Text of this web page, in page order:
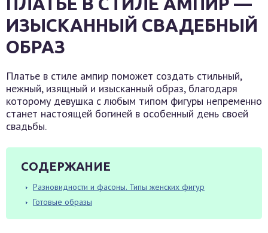
ИЗЫСКАННЫЙ СВАДЕБНЫЙ
ОБРАЗ
Платье в стиле ампир поможет создать стильный,
нежный, изящный и изысканный образ, благодаря
которому девушка с любым типом фигуры непременно
станет настоящей богиней в особенный день своей
свадьбы.
СОДЕРЖАНИЕ
Разновидности и фасоны. Типы женских фигур
Готовые образы